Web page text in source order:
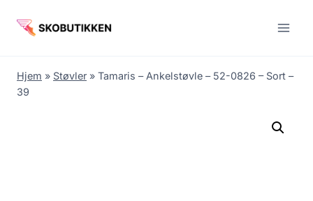
Hjem » Støvler » Tamaris – Ankelstøvle – 52-0826 – Sort –
39